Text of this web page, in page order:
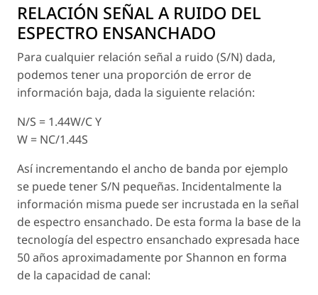
RELACIÓN SEÑAL A RUIDO DEL
ESPECTRO ENSANCHADO
Para cualquier relación señal a ruido (S/N) dada,
podemos tener una proporción de error de
información baja, dada la siguiente relación:
N/S = 1.44W/C Y
W = NC/1.44S
Así incrementando el ancho de banda por ejemplo
se puede tener S/N pequeñas. Incidentalmente la
información misma puede ser incrustada en la señal
de espectro ensanchado. De esta forma la base de la
tecnología del espectro ensanchado expresada hace
50 años aproximadamente por Shannon en forma
de la capacidad de canal: